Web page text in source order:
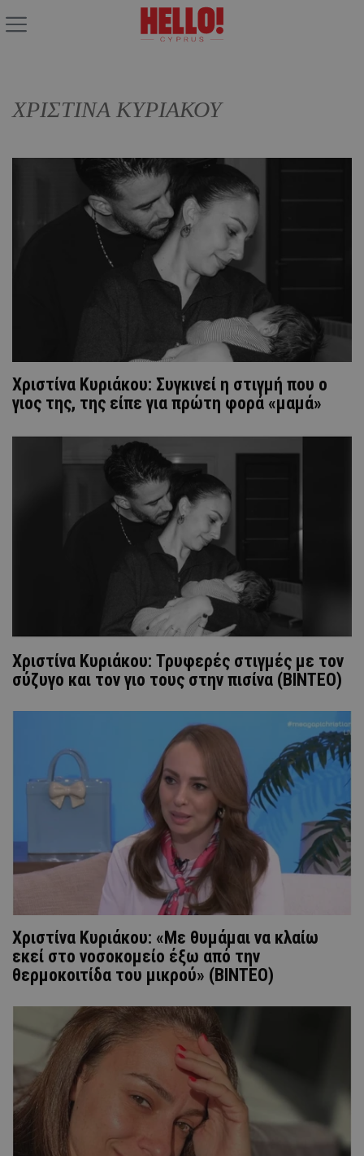
ΧΡΙΣΤΙΝΑ ΚΥΡΙΑΚΟΥ
Χριστίνα Κυριάκου: Συγκινεί η στιγμή που ο
γιος της, της είπε για πρώτη φορά «μαμά»
Χριστίνα Κυριάκου: Τρυφερές στιγμές με τον
σύζυγο και τον γιο τους στην πισίνα (ΒΙΝΤΕΟ)
Χριστίνα Κυριάκου: «Με θυμάμαι να κλαίω
εκεί στο νοσοκομείο έξω από την
θερμοκοιτίδα του μικρού» (ΒΙΝΤΕΟ)